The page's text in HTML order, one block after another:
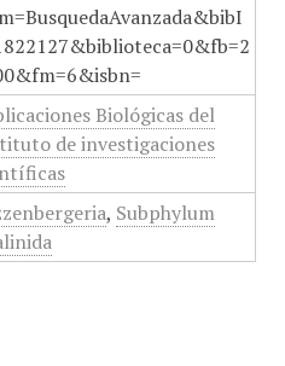
Biológicas del
de investigaciones
, Subphylum